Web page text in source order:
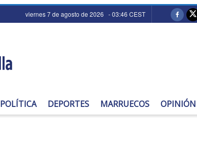
viernes 7 de agosto de 2026 - 03:46 CEST
POLÍTICA DEPORTES MARRUECOS OPINIÓN